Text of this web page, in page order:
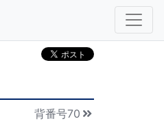
背番号70